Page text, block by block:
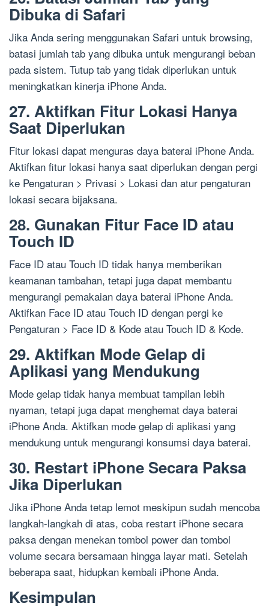
Dibuka di Safari
Jika Anda sering menggunakan Safari untuk browsing,
batasi jumlah tab yang dibuka untuk mengurangi beban
pada sistem. Tutup tab yang tidak diperlukan untuk
meningkatkan kinerja iPhone Anda.
27. Aktifkan Fitur Lokasi Hanya
Saat Diperlukan
Fitur lokasi dapat menguras daya baterai iPhone Anda.
Aktifkan fitur lokasi hanya saat diperlukan dengan pergi
ke Pengaturan > Privasi > Lokasi dan atur pengaturan
lokasi secara bijaksana.
28. Gunakan Fitur Face ID atau
Touch ID
Face ID atau Touch ID tidak hanya memberikan
keamanan tambahan, tetapi juga dapat membantu
mengurangi pemakaian daya baterai iPhone Anda.
Aktifkan Face ID atau Touch ID dengan pergi ke
Pengaturan > Face ID & Kode atau Touch ID & Kode.
29. Aktifkan Mode Gelap di
Aplikasi yang Mendukung
Mode gelap tidak hanya membuat tampilan lebih
nyaman, tetapi juga dapat menghemat daya baterai
iPhone Anda. Aktifkan mode gelap di aplikasi yang
mendukung untuk mengurangi konsumsi daya baterai.
30. Restart iPhone Secara Paksa
Jika Diperlukan
Jika iPhone Anda tetap lemot meskipun sudah mencoba
langkah-langkah di atas, coba restart iPhone secara
paksa dengan menekan tombol power dan tombol
volume secara bersamaan hingga layar mati. Setelah
beberapa saat, hidupkan kembali iPhone Anda.
Kesimpulan